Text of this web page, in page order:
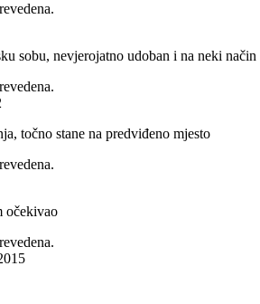
sobu, nevjerojatno udoban i na neki
točno stane na predviđeno mjesto
očekivao